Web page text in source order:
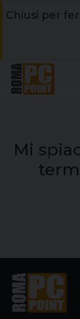
Chiusi per
Mi